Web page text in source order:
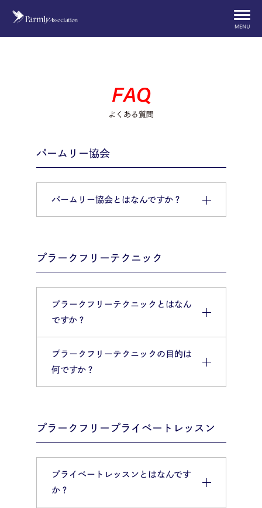
パームリー協会
パームリー協会とはなんですか？
プラークフリーテクニック
プラークフリーテクニックとはなん
ですか？
プラークフリーテクニックの目的は
何ですか？
プラークフリープライベートレッスン
プライベートレッスンとはなんです
か？